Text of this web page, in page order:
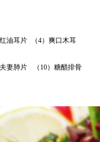
油耳片 （4）爽口木耳
妻肺片 （10）糖醋排骨